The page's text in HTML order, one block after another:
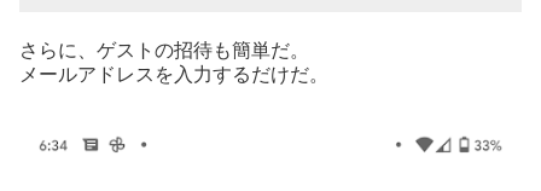
さらに、ゲストの招待も簡単だ。
メールアドレスを入力するだけだ。